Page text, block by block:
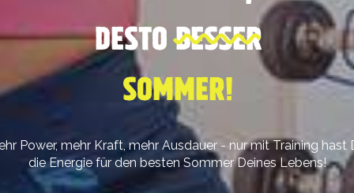
DESTOBESSER
SOMMER!
Power, mehr Kraft, mehr Ausdauer - nur mit Training hast
die Energie für den besten Sommer Deines Lebens!